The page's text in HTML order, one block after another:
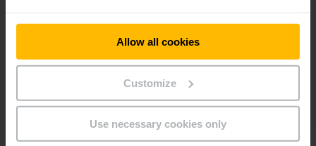
Allow all cookies
Customize
Use necessary cookies only
EJC 212z–220z
Līdzgājēju krautņotājs ar dīseli 1,2 -
2400 - 6000 mm